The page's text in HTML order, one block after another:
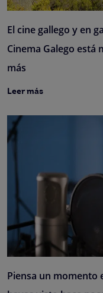
El cine gallego y en
Cinema Galego está
más
Leer más
Piensa un momento